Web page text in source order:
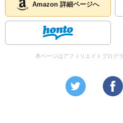
Amazon 詳細ページへ
本ページはアフィリエイトプログ